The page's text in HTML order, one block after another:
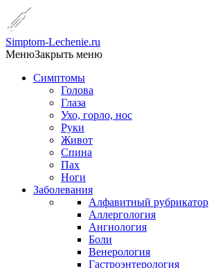
Simptom-Lechenie.ru
МенюЗакрыть меню
Симптомы
Голова
Глаза
Ухо, горло, нос
Руки
Живот
Спина
Пах
Ноги
Заболевания
Алфавитный рубрикатор
Аллергология
Ангиология
Боли
Венерология
Гастроэнтерология